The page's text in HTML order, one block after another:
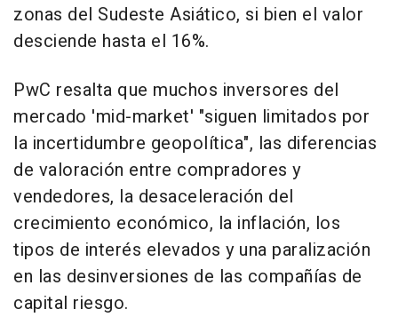
zonas del Sudeste Asiático, si bien el valor
desciende hasta el 16%.
PwC resalta que muchos inversores del
mercado 'mid-market' "siguen limitados por
la incertidumbre geopolítica", las diferencias
de valoración entre compradores y
vendedores, la desaceleración del
crecimiento económico, la inflación, los
tipos de interés elevados y una paralización
en las desinversiones de las compañías de
capital riesgo.